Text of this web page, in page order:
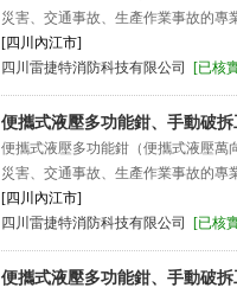
災害、交通事故、生產作業事故的專
[四川內江市]
四川雷捷特消防科技有限公司
[已核
便攜式液壓多功能鉗、手動破拆
便攜式液壓多功能鉗（便攜式液壓萬
災害、交通事故、生產作業事故的專
[四川內江市]
四川雷捷特消防科技有限公司
[已核
便攜式液壓多功能鉗、手動破拆